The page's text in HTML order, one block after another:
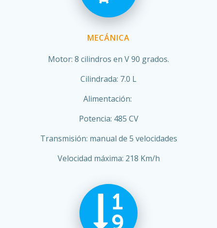
MECÁNICA
Motor: 8 cilindros en V 90 grados.
Cilindrada: 7.0 L
Alimentación:
Potencia: 485 CV
Transmisión: manual de 5 velocidades
Velocidad máxima: 218 Km/h